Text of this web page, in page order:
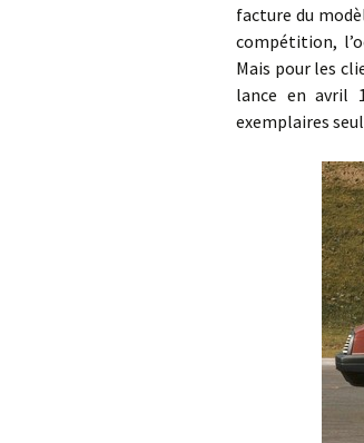
facture du
compétition,
Mais pour les
lance en avril
exemplaires